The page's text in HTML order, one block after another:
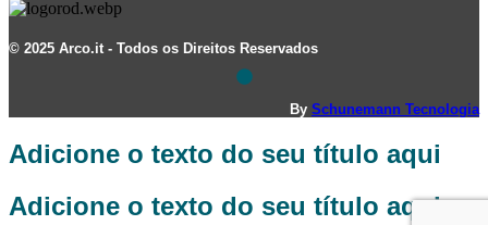
© 2025 Arco.it - Todos os Direitos Reservados
By Schunemann Tecnologia
Adicione o texto do seu título aqui
Adicione o texto do seu título aqui